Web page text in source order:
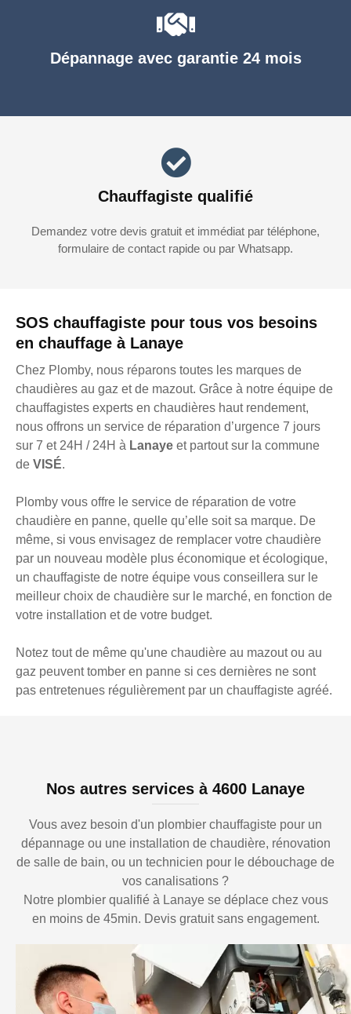
SOS chauffagiste pour tous vos besoins
en chauffage à Lanaye
Chez Plomby, nous réparons toutes les marques de
chaudières au gaz et de mazout. Grâce à notre équipe de
chauffagistes experts en chaudières haut rendement,
nous offrons un service de réparation d’urgence 7 jours
sur 7 et 24H / 24H à Lanaye et partout sur la commune
de VISÉ.
Plomby vous offre le service de réparation de votre
chaudière en panne, quelle qu’elle soit sa marque. De
même, si vous envisagez de remplacer votre chaudière
par un nouveau modèle plus économique et écologique,
un chauffagiste de notre équipe vous conseillera sur le
meilleur choix de chaudière sur le marché, en fonction de
votre installation et de votre budget.
Notez tout de même qu'une chaudière au mazout ou au
gaz peuvent tomber en panne si ces dernières ne sont
pas entretenues régulièrement par un chauffagiste agréé.
Dépannage avec garantie 24 mois
Chauffagiste qualifié
Demandez votre devis gratuit et immédiat par téléphone,
formulaire de contact rapide ou par Whatsapp.
Nos autres services à 4600 Lanaye
Vous avez besoin d'un plombier chauffagiste pour un
dépannage ou une installation de chaudière, rénovation
de salle de bain, ou un technicien pour le débouchage de
vos canalisations ?
Notre plombier qualifié à Lanaye se déplace chez vous
en moins de 45min. Devis gratuit sans engagement.